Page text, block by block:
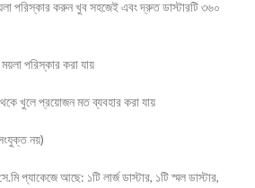
পরিস্কার করুন খুব সহজেই এবং দ্রুত ডাস্টারটি ৩৬০
পরিস্কার করা যায়
খুলে প্রয়োজন মত ব্যবহার করা যায়
নয়)
প্যাকেজে আছে: ১টি লার্জ ডাস্টার, ১টি স্মল ডাস্টার,